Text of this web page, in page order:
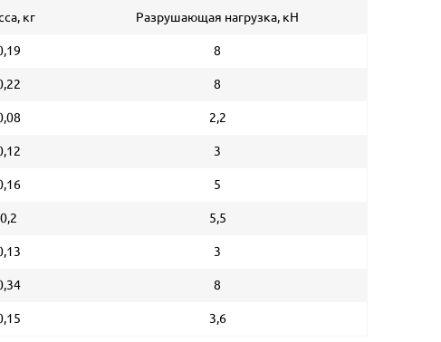
кг Разрушающая нагрузка, кН
8
8
2,2
3
5
0,2 5,5
3
8
3,6